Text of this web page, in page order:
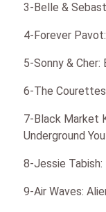
3-Belle &
4-Forever
5-Sonny & Cher:
6-The
7-Black Market
Underground
8-Jessie
9-Air Waves: